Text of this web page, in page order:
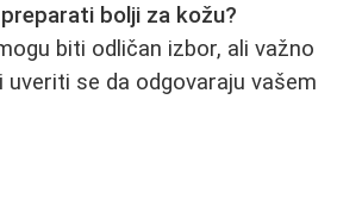
bolji za kožu?
biti odličan izbor, ali važno
se da odgovaraju vašem